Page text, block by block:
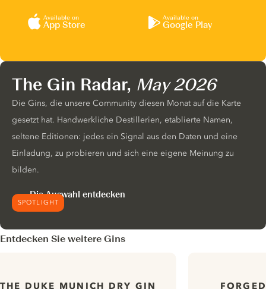
Available on
App Store
Available on
Google Play
SPOTLIGHT
The Gin Radar, May 2026
Die Gins, die unsere Community diesen Monat auf die Karte
gesetzt hat. Handwerkliche Destillerien, etablierte Namen,
seltene Editionen: jedes ein Signal aus den Daten und eine
Einladung, zu probieren und sich eine eigene Meinung zu
bilden.
Die Auswahl entdecken
Entdecken Sie weitere Gins
THE DUKE MUNICH DRY GIN